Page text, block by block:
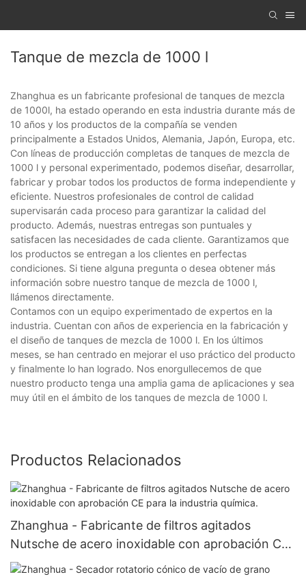
Tanque de mezcla de 1000 l
Zhanghua es un fabricante profesional de tanques de mezcla
de 1000l, ha estado operando en esta industria durante más de
10 años y los productos de la compañía se venden
principalmente a Estados Unidos, Alemania, Japón, Europa, etc.
Con líneas de producción completas de tanques de mezcla de
1000 l y personal experimentado, podemos diseñar, desarrollar,
fabricar y probar todos los productos de forma independiente y
eficiente. Nuestros profesionales de control de calidad
supervisarán cada proceso para garantizar la calidad del
producto. Además, nuestras entregas son puntuales y
satisfacen las necesidades de cada cliente. Garantizamos que
los productos se entregan a los clientes en perfectas
condiciones. Si tiene alguna pregunta o desea obtener más
información sobre nuestro tanque de mezcla de 1000 l,
llámenos directamente.
Contamos con un equipo experimentado de expertos en la
industria. Cuentan con años de experiencia en la fabricación y
el diseño de tanques de mezcla de 1000 l. En los últimos
meses, se han centrado en mejorar el uso práctico del producto
y finalmente lo han logrado. Nos enorgullecemos de que
nuestro producto tenga una amplia gama de aplicaciones y sea
muy útil en el ámbito de los tanques de mezcla de 1000 l.
Productos Relacionados
Zhanghua - Fabricante de filtros agitados
Nutsche de acero inoxidable con aprobación CE
para la industria química.